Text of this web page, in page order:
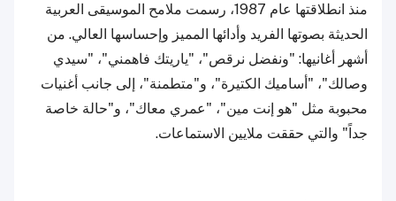
منذ انطلاقتها عام 1987، رسمت ملامح الموسيقى العربية
الحديثة بصوتها الفريد وأدائها المميز وإحساسها العالي. من
أشهر أغانيها: "ونفضل نرقص"، "ياريتك فاهمني"، "سيدي
وصالك"، "أساميك الكتيرة"، و"متطمنة"، إلى جانب أغنيات
محبوبة مثل "هو إنت مين"، "عمري معاك"، و"حالة خاصة
جداً" والتي حققت ملايين الاستماعات.